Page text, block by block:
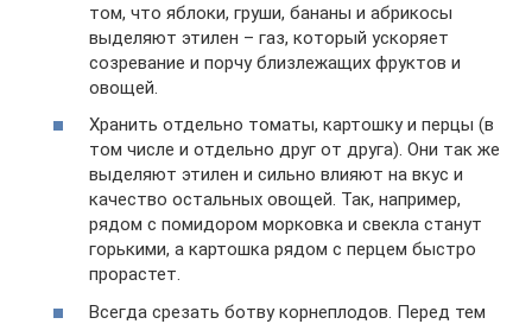
том, что яблоки, груши, бананы и абрикосы
выделяют этилен – газ, который ускоряет
созревание и порчу близлежащих фруктов и
овощей.
Хранить отдельно томаты, картошку и перцы (в
том числе и отдельно друг от друга). Они так же
выделяют этилен и сильно влияют на вкус и
качество остальных овощей. Так, например,
рядом с помидором морковка и свекла станут
горькими, а картошка рядом с перцем быстро
прорастет.
Всегда срезать ботву корнеплодов. Перед тем